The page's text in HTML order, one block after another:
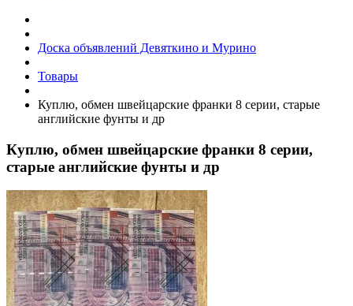
Доска объявлений Девяткино и Мурино
Товары
Куплю, обмен швейцарские франки 8 серии, старые
английские фунты и др
Куплю, обмен швейцарские франки 8 серии,
старые английские фунты и др